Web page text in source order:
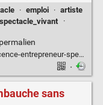
· emploi · artiste
spectacle_vivant
·
permalien
spectacle/
·
sans